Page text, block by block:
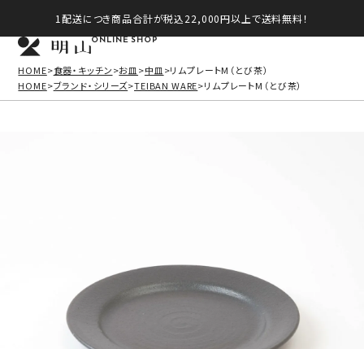
1配送につき商品合計が税込22,000円以上で送料無料！
ONLINE SHOP
HOME 食器・キッチン お皿 中皿
リムプレートM（とび茶）
HOME ブランド・シリーズ TEIBAN WARE リムプレートM（とび茶）